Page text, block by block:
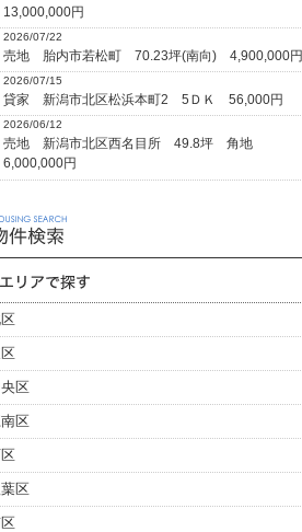
13,000,000円
2026/07/22
売地 胎内市若松町 70.23坪(南向) 4,900,000円
2026/07/15
貸家 新潟市北区松浜本町2 5ＤＫ 56,000円
2026/06/12
売地 新潟市北区西名目所 49.8坪 角地
6,000,000円
区
区
区